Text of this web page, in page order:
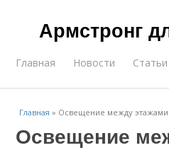
Армстронг
Главная Новости Статьи
Главная » Освещение между этажами
Освещение